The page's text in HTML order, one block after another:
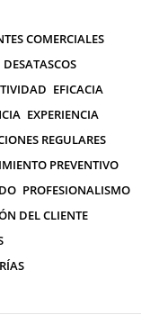
COMERCIALES
DESATASCOS
EFICACIA
EXPERIENCIA
REGULARES
PREVENTIVO
PROFESIONALISMO
DEL CLIENTE